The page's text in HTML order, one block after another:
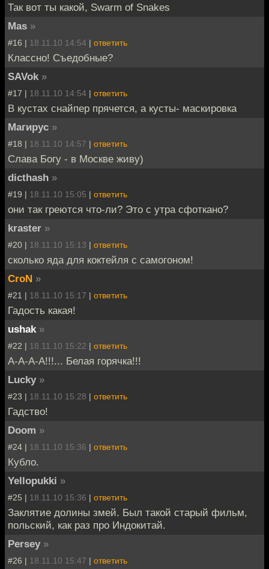
Так вот ты какой, Swarm of Snakes
Mas »
#16 | 18.11.10 14:54 | ответить
Классно! Съедобные?
SAVok »
#17 | 18.11.10 14:54 | ответить
В кустах снайпер прячется, а кусты- маскировка
Магирус »
#18 | 18.11.10 14:57 | ответить
Слава Богу - в Москве живу)
dicthash »
#19 | 18.11.10 15:05 | ответить
они так греются что-ли? Это с утра сфоткано?
kraster »
#20 | 18.11.10 15:13 | ответить
сколько яда для коктейля с самогоном!
CroN »
#21 | 18.11.10 15:17 | ответить
Гадость какая!
ushak »
#22 | 18.11.10 15:22 | ответить
А-А-А-А!!!... Белая горячка!!!
Lucky »
#23 | 18.11.10 15:28 | ответить
Гадство!
Doom »
#24 | 18.11.10 15:36 | ответить
Кубло.
Yellopukki »
#25 | 18.11.10 15:36 | ответить
Заклятие долины змей. Был такой старый фильм,
польский, как раз про Индокитай.
Persey »
#26 | 18.11.10 15:47 | ответить